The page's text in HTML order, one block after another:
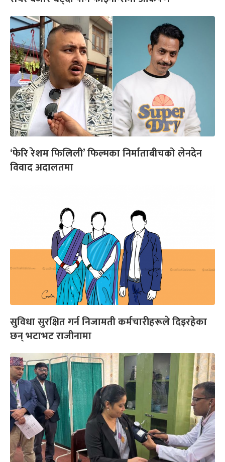
‘फेरि रेशम फिलिली’ फिल्मका निर्माताबीचको लेनदेन
विवाद अदालतमा
सुविधा सुरक्षित गर्न निजामती कर्मचारीहरूले दिइरहेका
छन् भटाभट राजीनामा